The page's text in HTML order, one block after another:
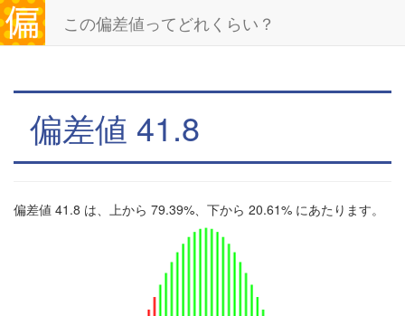
この偏差値ってどれくらい？
偏差値 41.8
偏差値 41.8 は、上から 79.39%、下から 20.61% にあたります。